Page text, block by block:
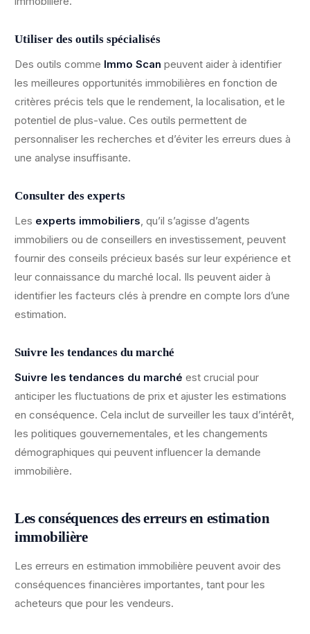
Utiliser des outils spécialisés
Des outils comme Immo Scan peuvent aider à identifier
les meilleures opportunités immobilières en fonction de
critères précis tels que le rendement, la localisation, et le
potentiel de plus-value. Ces outils permettent de
personnaliser les recherches et d’éviter les erreurs dues à
une analyse insuffisante.
Consulter des experts
Les experts immobiliers , qu’il s’agisse d’agents
immobiliers ou de conseillers en investissement, peuvent
fournir des conseils précieux basés sur leur expérience et
leur connaissance du marché local. Ils peuvent aider à
identifier les facteurs clés à prendre en compte lors d’une
estimation.
Suivre les tendances du marché
Suivre les tendances du marché est crucial pour
anticiper les fluctuations de prix et ajuster les estimations
en conséquence. Cela inclut de surveiller les taux d’intérêt,
les politiques gouvernementales, et les changements
démographiques qui peuvent influencer la demande
immobilière.
Les conséquences des erreurs en estimation
immobilière
Les erreurs en estimation immobilière peuvent avoir des
conséquences financières importantes, tant pour les
acheteurs que pour les vendeurs.